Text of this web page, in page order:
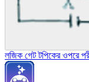
লজিক গেট টপিকের ওপরে